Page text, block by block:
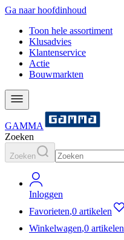
Ga naar hoofdinhoud
Toon hele assortiment
Klusadvies
Klantenservice
Actie
Bouwmarkten
GAMMA
Zoeken
Zoeken
Inloggen
Favorieten,0 artikelen
Winkelwagen,0 artikelen